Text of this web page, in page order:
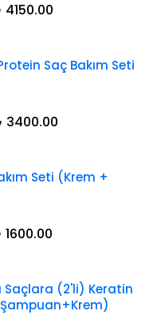
Saç Bakım Seti
3400.00
Seti (Krem +
Saçlara (2'li) Keratin